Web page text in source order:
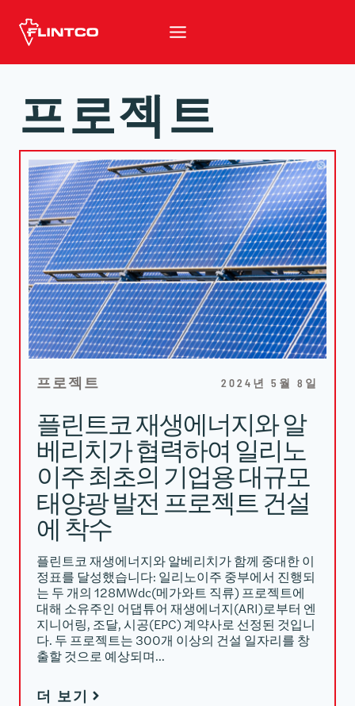
프로젝트
프로젝트 2024년 5월 8일
플린트코 재생에너지와 알
베리치가 협력하여 일리노
이주 최초의 기업용 대규모
태양광 발전 프로젝트 건설
에 착수
플린트코 재생에너지와 알베리치가 함께 중대한 이
정표를 달성했습니다: 일리노이주 중부에서 진행되
는 두 개의 128MWdc(메가와트 직류) 프로젝트에
대해 소유주인 어댑튜어 재생에너지(ARI)로부터 엔
지니어링, 조달, 시공(EPC) 계약사로 선정된 것입니
다. 두 프로젝트는 300개 이상의 건설 일자리를 창
출할 것으로 예상되며…
더 보기